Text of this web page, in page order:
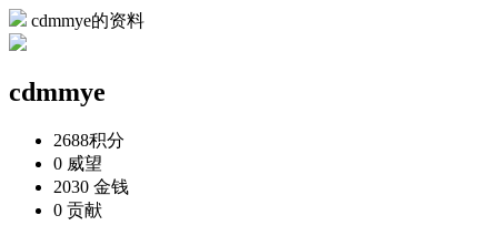
cdmmye的资料
cdmmye
2688积分
0 威望
2030 金钱
0 贡献